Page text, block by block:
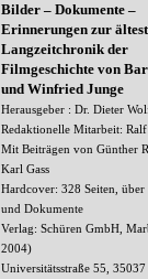
Bilder – Dokumente –
Erinnerungen zur
Langzeitchronik der
Filmgeschichte von
und Winfried Junge
Herausgeber : Dr. Dieter
Redaktionelle Mitarbeit:
Mit Beiträgen von Günther
Karl Gass
Hardcover: 328 Seiten, über
und Dokumente
Verlag: Schüren GmbH,
2004)
Universitätsstraße 55,